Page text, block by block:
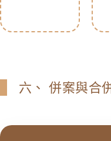
六、 併案與合